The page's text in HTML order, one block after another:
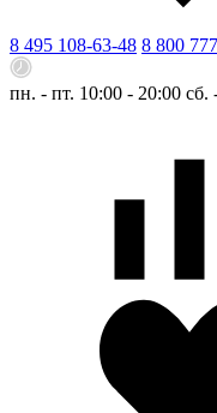
8 495 108-63-48 8 800
пн. - пт. 10:00 - 20:00 сб.